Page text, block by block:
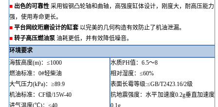
■ 出色的可靠性 采用锻钢凸轮轴和曲轴，高强度缸体设计，刚度大，耐高压能力
强，使用寿命更长。
■ 平台网纹珩磨设计的缸套 以完美的几何构造有效防止了机油泄漏。
■ 转子高压燃油泵 油耗更低，并有效降低噪音。
环境要求
海拔高度(m)：≤1000
燃油标准：0#轻柴油
大气压力(kPa)：≥89.9
机油标准：CF级/15W-40
进气温度(℃)：≤40
水质PH值：6.5～8
相对湿度：≤60%
表面长霉等级:≤GB/T2423.16/2级
抗地震强度：水平加速度0.2g垂直加速度
0.1g